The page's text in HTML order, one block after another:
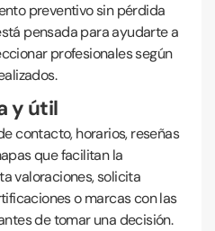
preventivo sin pérdida
pensada para ayudarte a
profesionales según
y útil
contacto, horarios, reseñas
que facilitan la
valoraciones, solicita
o marcas con las
de tomar una decisión.